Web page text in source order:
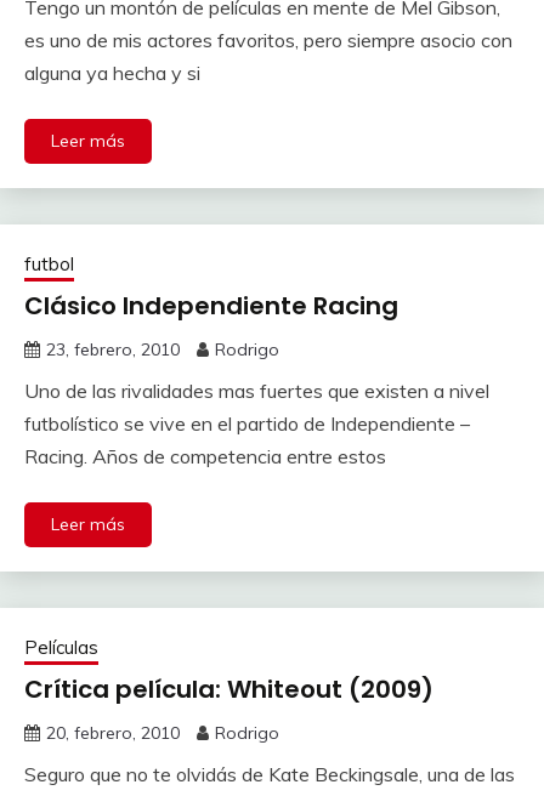
Tengo un montón de películas en mente de Mel Gibson,
es uno de mis actores favoritos, pero siempre asocio con
alguna ya hecha y si
Leer más
futbol
Clásico Independiente Racing
23, febrero, 2010 Rodrigo
Uno de las rivalidades mas fuertes que existen a nivel
futbolístico se vive en el partido de Independiente –
Racing. Años de competencia entre estos
Leer más
Películas
Crítica película: Whiteout (2009)
20, febrero, 2010 Rodrigo
Seguro que no te olvidás de Kate Beckingsale, una de las